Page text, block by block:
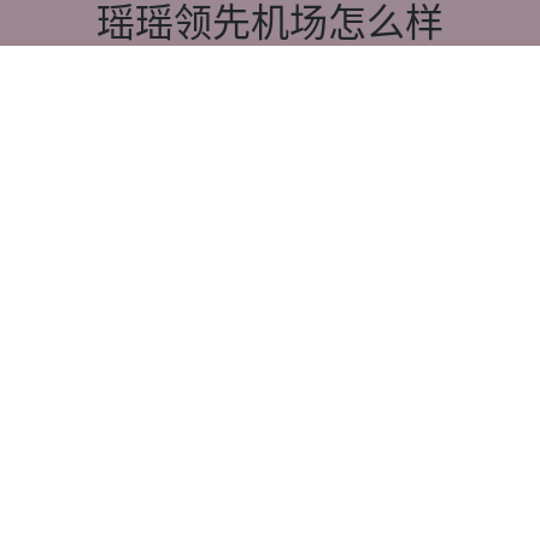
瑶瑶领先机场怎么样